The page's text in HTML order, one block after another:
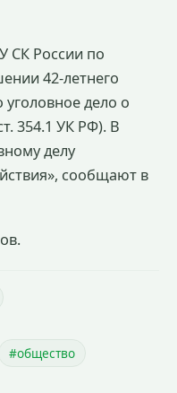
СК России по
42-летнего
дело о
354.1 УК РФ). В
делу
сообщают в
#общество